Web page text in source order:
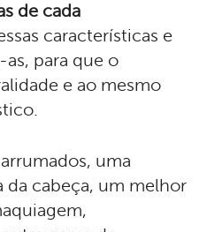
de cada
características e
para que o
e ao mesmo
uma
da cabeça, um melhor